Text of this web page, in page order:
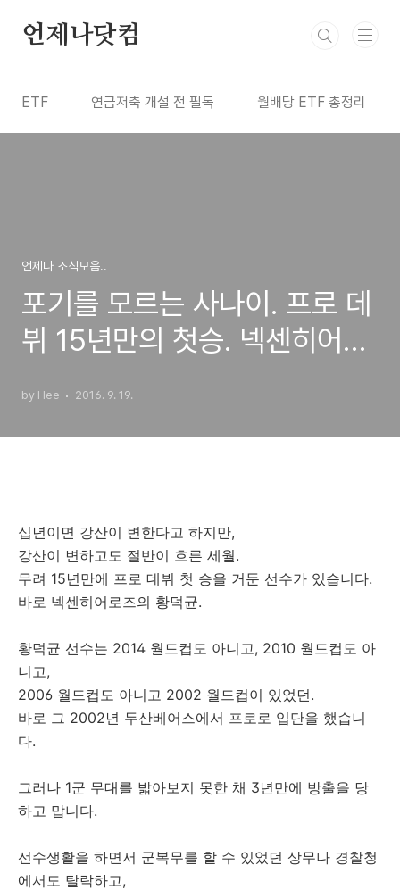
언제나닷컴
ETF 연금저축 개설 전 필독 월배당 ETF 총정리
언제나 소식모음..
포기를 모르는 사나이. 프로 데
뷔 15년만의 첫승. 넥센히어로
by Hee 2016. 9. 19.
십년이면 강산이 변한다고 하지만,
강산이 변하고도 절반이 흐른 세월.
무려 15년만에 프로 데뷔 첫 승을 거둔 선수가 있습니다.
바로 넥센히어로즈의 황덕균.
황덕균 선수는 2014 월드컵도 아니고, 2010 월드컵도 아
니고,
2006 월드컵도 아니고 2002 월드컵이 있었던.
바로 그 2002년 두산베어스에서 프로로 입단을 했습니
다.
그러나 1군 무대를 밟아보지 못한 채 3년만에 방출을 당
하고 맙니다.
선수생활을 하면서 군복무를 할 수 있었던 상무나 경찰청
에서도 탈락하고,